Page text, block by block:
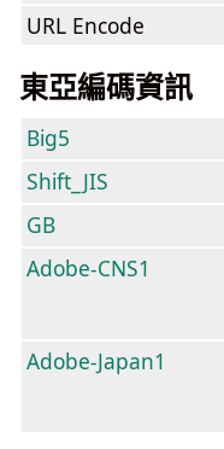
URL Encode
東亞編碼資訊
Big5
Shift_JIS
GB
Adobe-CNS1
Adobe-Japan1